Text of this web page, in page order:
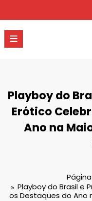
o
conteúdo
Playboy do
Erótico
Ano na
Playboy do Brasil e
os Destaques do Ano